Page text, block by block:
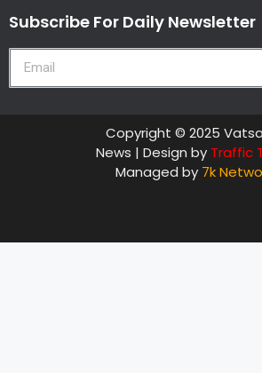
Subscribe For Daily Newsletter
Copyright © 2025
News | Design by Traffic
Managed by 7k